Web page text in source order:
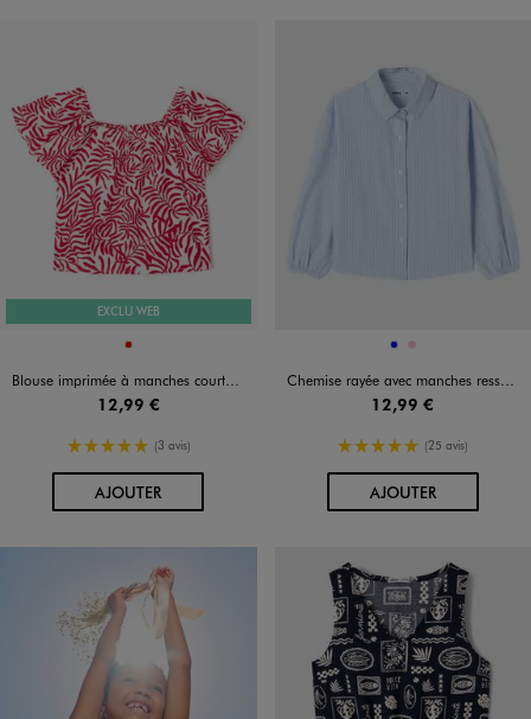
EXCLU WEB
Disponible en 1 coloris
ROUGE
Blouse imprimée à manches courtes avec col modulable fille
12,99 €
5/5 de moyenne
(3 avis)
AJOUTERAU PANIER
Disponible en 2 coloris
BLEUROSE
Chemise rayée avec manches resserrées aux poignets fille
12,99 €
5/5 de moyenne
(25 avis)
AJOUTERAU PANIER